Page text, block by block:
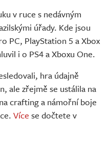
v ruce s nedávným
úřady. Kde jsou
PC, PlayStation 5 a Xbox
i o PS4 a Xboxu One.
hra údajně
ale zřejmě se ustálila na
crafting a námořní boje
Více se dočtete v